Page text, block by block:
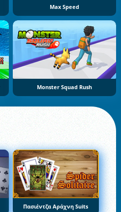
Max Speed
Monster Squad Rush
Πασιέντζα Αράχνη Suits